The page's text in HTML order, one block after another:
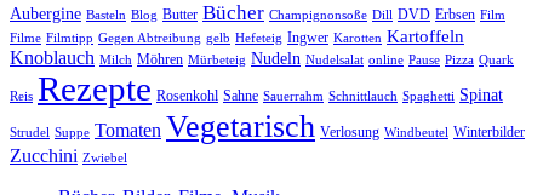
Aubergine Basteln Blog Butter Bücher Champignonsoße Dill DVD Erbsen Film
Filme Filmtipp Gegen Abtreibung gelb Hefeteig Ingwer Karotten Kartoffeln
Knoblauch Milch Möhren Mürbeteig Nudeln Nudelsalat online Pause Pizza Quark
Reis Rezepte Rosenkohl Sahne Sauerrahm Schnittlauch Spaghetti Spinat
Strudel Suppe Tomaten Vegetarisch Verlosung Windbeutel Winterbilder
Zucchini Zwiebel